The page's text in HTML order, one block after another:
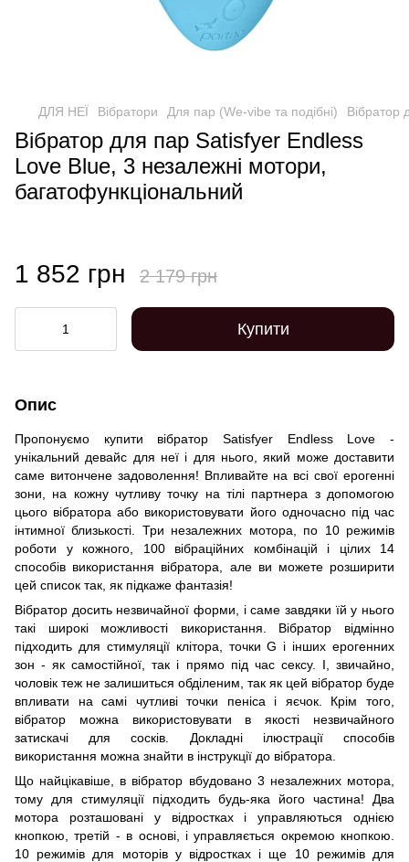
ДЛЯ НЕЇ Вібратори Для пар (We-vibe та подібні) Вібратор
Вібратор для пар Satisfyer Endless
Love Blue, 3 незалежні мотори,
багатофункціональний
1 852 грн 2 179 грн
Купити
Опис
Пропонуємо купити вібратор Satisfyer Endless Love -
унікальний девайс для неї і для нього, який може доставити
саме витончене задоволення! Впливайте на всі свої ерогенні
зони, на кожну чутливу точку на тілі партнера з допомогою
цього вібратора або використовувати його одночасно під час
інтимної близькості. Три незалежних мотора, по 10 режимів
роботи у кожного, 100 вібраційних комбінацій і цілих 14
способів використання вібратора, але ви можете розширити
цей список так, як підкаже фантазія!
Вібратор досить незвичайної форми, і саме завдяки їй у нього
такі широкі можливості використання. Вібратор відмінно
підходить для стимуляції клітора, точки G і інших ерогенних
зон - як самостійної, так і прямо під час сексу. І, звичайно,
чоловік теж не залишиться обділеним, так як цей вібратор буде
впливати на самі чутливі точки пеніса і яєчок. Крім того,
вібратор можна використовувати в якості незвичайного
затискачі для сосків. Докладні ілюстрації способів
використання можна знайти в інструкції до вібратора.
Що найцікавіше, в вібратор вбудовано 3 незалежних мотора,
тому для стимуляції підходить будь-яка його частина! Два
мотора розташовані у відростках і управляються однією
кнопкою, третій - в основі, і управляється окремою кнопкою.
10 режимів для моторів у відростках і ще 10 режимів для